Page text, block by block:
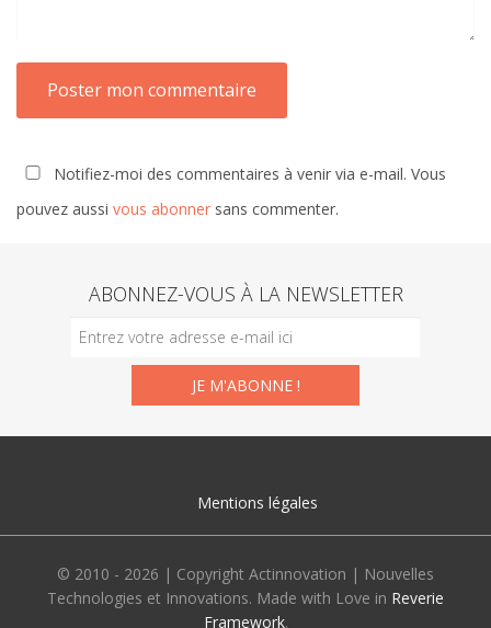
Notifiez-moi des commentaires à venir via e-mail. Vous
pouvez aussi vous abonner sans commenter.
ABONNEZ-VOUS À LA NEWSLETTER
Mentions légales
© 2010 - 2026 | Copyright Actinnovation | Nouvelles
Technologies et Innovations. Made with Love in Reverie
Framework.